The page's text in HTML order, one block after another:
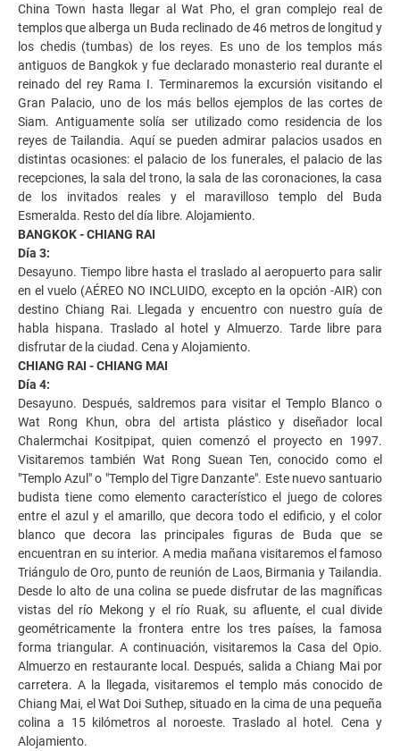
China Town hasta llegar al Wat Pho, el gran complejo real de
templos que alberga un Buda reclinado de 46 metros de longitud y
los chedis (tumbas) de los reyes. Es uno de los templos más
antiguos de Bangkok y fue declarado monasterio real durante el
reinado del rey Rama I. Terminaremos la excursión visitando el
Gran Palacio, uno de los más bellos ejemplos de las cortes de
Siam. Antiguamente solía ser utilizado como residencia de los
reyes de Tailandia. Aquí se pueden admirar palacios usados en
distintas ocasiones: el palacio de los funerales, el palacio de las
recepciones, la sala del trono, la sala de las coronaciones, la casa
de los invitados reales y el maravilloso templo del Buda
Esmeralda. Resto del día libre. Alojamiento.
BANGKOK - CHIANG RAI
Día 3:
Desayuno. Tiempo libre hasta el traslado al aeropuerto para salir
en el vuelo (AÉREO NO INCLUIDO, excepto en la opción -AIR) con
destino Chiang Rai. Llegada y encuentro con nuestro guía de
habla hispana. Traslado al hotel y Almuerzo. Tarde libre para
disfrutar de la ciudad. Cena y Alojamiento.
CHIANG RAI - CHIANG MAI
Día 4:
Desayuno. Después, saldremos para visitar el Templo Blanco o
Wat Rong Khun, obra del artista plástico y diseñador local
Chalermchai Kositpipat, quien comenzó el proyecto en 1997.
Visitaremos también Wat Rong Suean Ten, conocido como el
"Templo Azul" o "Templo del Tigre Danzante". Este nuevo santuario
budista tiene como elemento característico el juego de colores
entre el azul y el amarillo, que decora todo el edificio, y el color
blanco que decora las principales figuras de Buda que se
encuentran en su interior. A media mañana visitaremos el famoso
Triángulo de Oro, punto de reunión de Laos, Birmania y Tailandia.
Desde lo alto de una colina se puede disfrutar de las magníficas
vistas del río Mekong y el río Ruak, su afluente, el cual divide
geométricamente la frontera entre los tres países, la famosa
forma triangular. A continuación, visitaremos la Casa del Opio.
Almuerzo en restaurante local. Después, salida a Chiang Mai por
carretera. A la llegada, visitaremos el templo más conocido de
Chiang Mai, el Wat Doi Suthep, situado en la cima de una pequeña
colina a 15 kilómetros al noroeste. Traslado al hotel. Cena y
Alojamiento.